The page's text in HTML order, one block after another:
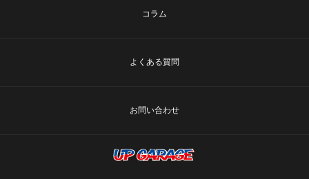
コラム
よくある質問
お問い合わせ